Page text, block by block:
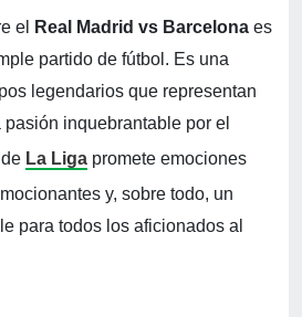
el Real Madrid vs Barcelona es
partido de fútbol. Es una
legendarios que representan
inquebrantable por el
La Liga promete emociones
y, sobre todo, un
para todos los aficionados al